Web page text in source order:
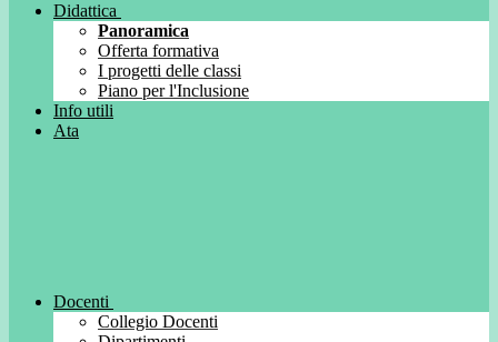
Didattica
Panoramica
Offerta formativa
I progetti delle classi
Piano per l'Inclusione
Info utili
Ata
Docenti
Collegio Docenti